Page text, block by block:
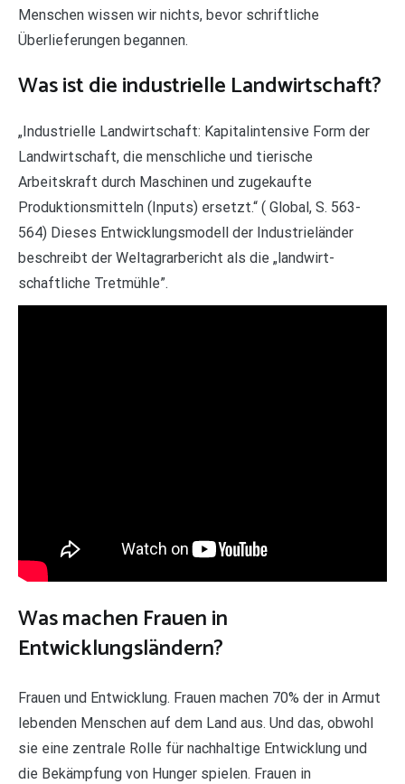
Menschen wissen wir nichts, bevor schriftliche
Überlieferungen begannen.
Was ist die industrielle Landwirtschaft?
„Industrielle Landwirtschaft: Kapitalintensive Form der
Landwirtschaft, die menschliche und tierische
Arbeitskraft durch Maschinen und zugekaufte
Produktionsmitteln (Inputs) ersetzt.“ ( Global, S. 563-
564) Dieses Entwicklungsmodell der Industrieländer
beschreibt der Weltagrarbericht als die „landwirt-
schaftliche Tretmühle”.
Was machen Frauen in
Entwicklungsländern?
Frauen und Entwicklung. Frauen machen 70% der in Armut
lebenden Menschen auf dem Land aus. Und das, obwohl
sie eine zentrale Rolle für nachhaltige Entwicklung und
die Bekämpfung von Hunger spielen. Frauen in